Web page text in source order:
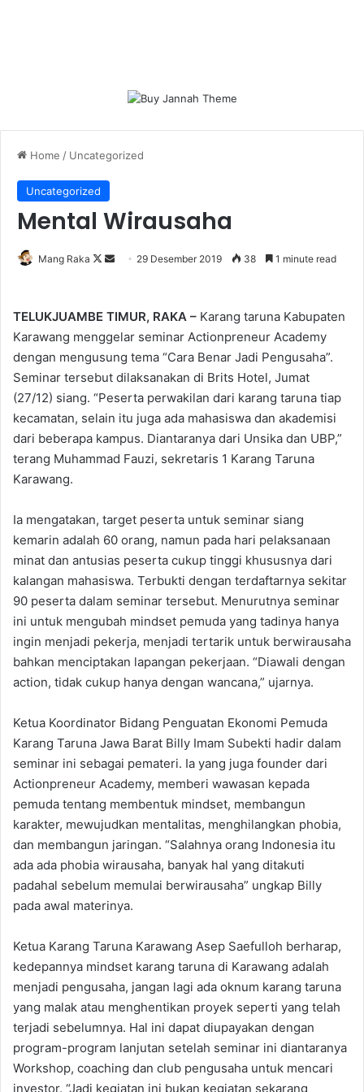
Home / Uncategorized
Uncategorized
Mental Wirausaha
Mang Raka
Follow
Send 29 Desember 2019 38 1 minute read
TELUKJUAMBE TIMUR, RAKA – Karang taruna Kabupaten
Karawang menggelar seminar Actionpreneur Academy
dengan mengusung tema “Cara Benar Jadi Pengusaha”.
Seminar tersebut dilaksanakan di Brits Hotel, Jumat
(27/12) siang. “Peserta perwakilan dari karang taruna tiap
kecamatan, selain itu juga ada mahasiswa dan akademisi
dari beberapa kampus. Diantaranya dari Unsika dan UBP,”
terang Muhammad Fauzi, sekretaris 1 Karang Taruna
Karawang.
Ia mengatakan, target peserta untuk seminar siang
kemarin adalah 60 orang, namun pada hari pelaksanaan
minat dan antusias peserta cukup tinggi khususnya dari
kalangan mahasiswa. Terbukti dengan terdaftarnya sekitar
90 peserta dalam seminar tersebut. Menurutnya seminar
ini untuk mengubah mindset pemuda yang tadinya hanya
ingin menjadi pekerja, menjadi tertarik untuk berwirausaha
bahkan menciptakan lapangan pekerjaan. “Diawali dengan
action, tidak cukup hanya dengan wancana,” ujarnya.
Ketua Koordinator Bidang Penguatan Ekonomi Pemuda
Karang Taruna Jawa Barat Billy Imam Subekti hadir dalam
seminar ini sebagai pemateri. Ia yang juga founder dari
Actionpreneur Academy, memberi wawasan kepada
pemuda tentang membentuk mindset, membangun
karakter, mewujudkan mentalitas, menghilangkan phobia,
dan membangun jaringan. “Salahnya orang Indonesia itu
ada ada phobia wirausaha, banyak hal yang ditakuti
padahal sebelum memulai berwirausaha” ungkap Billy
pada awal materinya.
Ketua Karang Taruna Karawang Asep Saefulloh berharap,
kedepannya mindset karang taruna di Karawang adalah
menjadi pengusaha, jangan lagi ada oknum karang taruna
yang malak atau menghentikan proyek seperti yang telah
terjadi sebelumnya. Hal ini dapat diupayakan dengan
program-program lanjutan setelah seminar ini diantaranya
Workshop, coaching dan club pengusaha untuk mencari
investor. “Jadi kegiatan ini bukan kegiatan sekarang